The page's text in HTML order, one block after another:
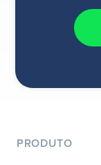
PRODUTO